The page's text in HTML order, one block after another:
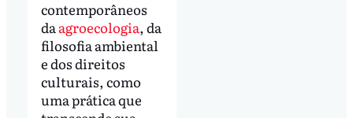
contemporâneos
daagroecologia, da
filosofia ambiental
e dos direitos
culturais, como
uma prática que